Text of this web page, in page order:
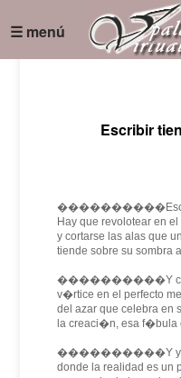
☰ menú
Escribir
Hay que revolotear en el
y cortarse las alas que
tiende sobre su sombra
����������Y caer
v�rtice en el perfecto
del azar que celebra en
la creaci�n, esa f�bula
����������Y
donde la realidad es un